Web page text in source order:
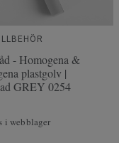
- Homogena &
plastgolv |
GREY 0254
i webblager